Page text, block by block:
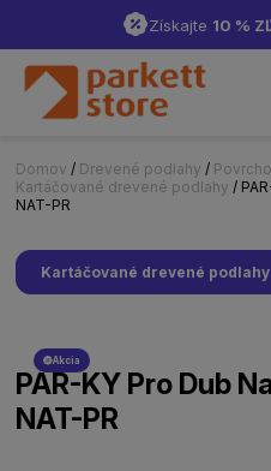
Získajte 10 %
Domov / Drevené podlahy /
Kartáčované drevené podlahy /
NAT-PR
Kartáčované drevené podlahy
Akcia
PAR-KY Pro Dub
NAT-PR